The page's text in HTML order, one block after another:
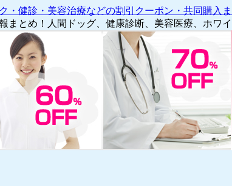
・健診・美容治療などの割引クーポン・共同購入
まとめ！人間ドッグ、健康診断、美容医療、ホワ